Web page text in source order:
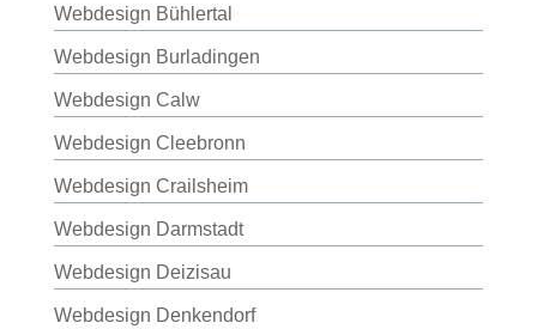
Webdesign Bühlertal
Webdesign Burladingen
Webdesign Calw
Webdesign Cleebronn
Webdesign Crailsheim
Webdesign Darmstadt
Webdesign Deizisau
Webdesign Denkendorf